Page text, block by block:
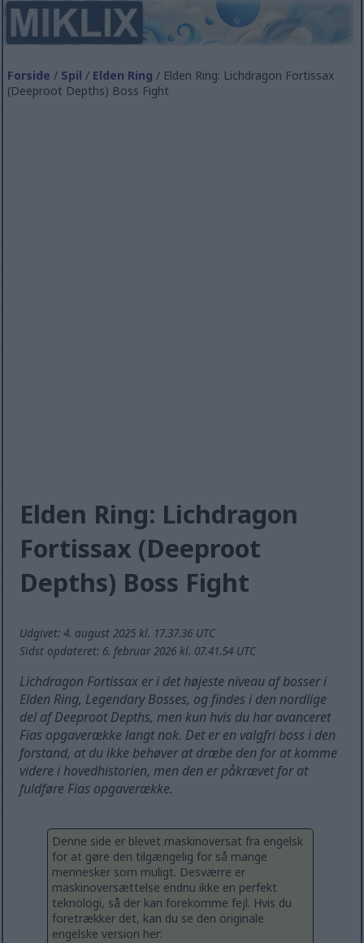
Forside / Spil / Elden Ring / Elden Ring: Lichdragon Fortissax
(Deeproot Depths) Boss Fight
Elden Ring: Lichdragon
Fortissax (Deeproot
Depths) Boss Fight
Udgivet: 4. august 2025 kl. 17.37.36 UTC
Sidst opdateret: 6. februar 2026 kl. 07.41.54 UTC
Lichdragon Fortissax er i det højeste niveau af bosser i
Elden Ring, Legendary Bosses, og findes i den nordlige
del af Deeproot Depths, men kun hvis du har avanceret
Fias opgaverække langt nok. Det er en valgfri boss i den
forstand, at du ikke behøver at dræbe den for at komme
videre i hovedhistorien, men den er påkrævet for at
fuldføre Fias opgaverække.
Denne side er blevet maskinoversat fra engelsk
for at gøre den tilgængelig for så mange
mennesker som muligt. Desværre er
maskinoversættelse endnu ikke en perfekt
teknologi, så der kan forekomme fejl. Hvis du
foretrækker det, kan du se den originale
engelske version her: